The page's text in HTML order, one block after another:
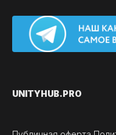
UNITYHUB.PRO